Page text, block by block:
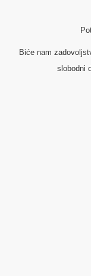
Biće nam
slobodni